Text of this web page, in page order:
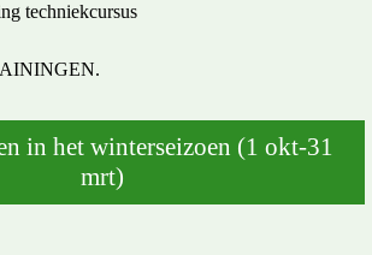
techniekcursus
in het winterseizoen (1 okt-31
mrt)